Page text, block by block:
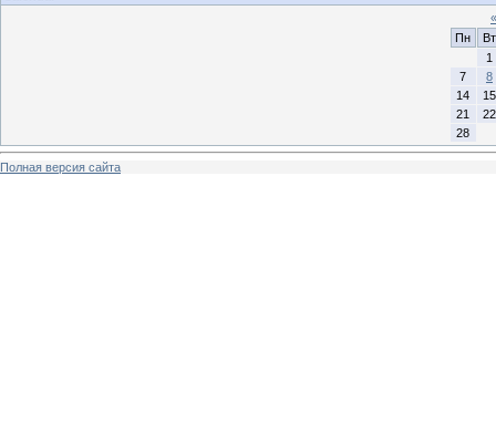
«
Пн
Вт
1
7
8
14
15
21
22
28
Полная версия сайта